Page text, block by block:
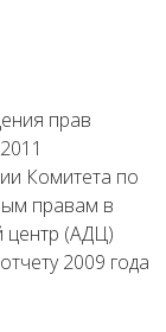
прав
Комитета по
правам в
центр (АДЦ)
2009 года